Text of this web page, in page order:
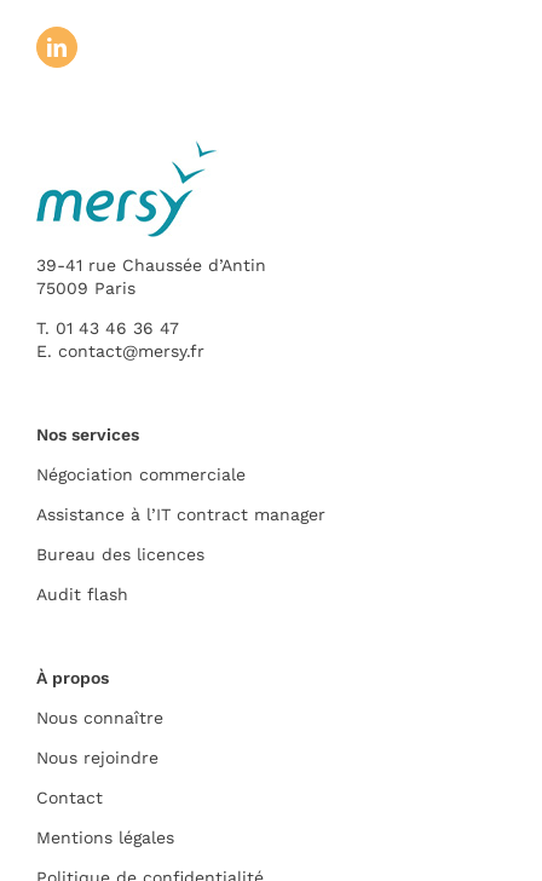
39-41 rue Chaussée d’Antin
75009 Paris
T. 01 43 46 36 47
E. contact@mersy.fr
Nos services
Négociation commerciale
Assistance à l’IT contract manager
Bureau des licences
Audit flash
À propos
Nous connaître
Nous rejoindre
Contact
Mentions légales